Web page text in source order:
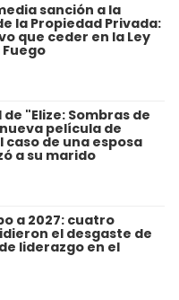
sanción a la
la Propiedad Privada:
que ceder en la Ley
"Elize: Sombras de
película de
caso de una esposa
a su marido
a 2027: cuatro
el desgaste de
liderazgo en el